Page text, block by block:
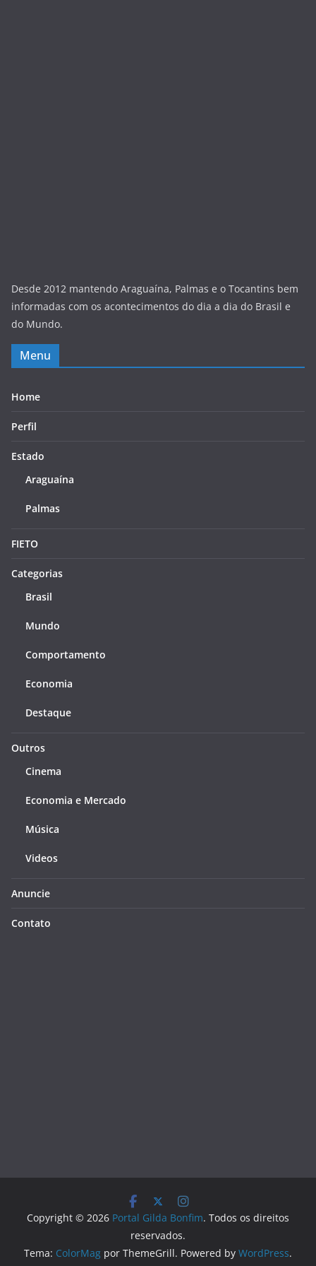
Desde 2012 mantendo Araguaína, Palmas e o Tocantins bem
informadas com os acontecimentos do dia a dia do Brasil e
do Mundo.
Menu
Home
Perfil
Estado
Araguaína
Palmas
FIETO
Categorias
Brasil
Mundo
Comportamento
Economia
Destaque
Outros
Cinema
Economia e Mercado
Música
Videos
Anuncie
Contato
Copyright © 2026 Portal Gilda Bonfim. Todos os direitos
reservados.
Tema: ColorMag por ThemeGrill. Powered by WordPress.